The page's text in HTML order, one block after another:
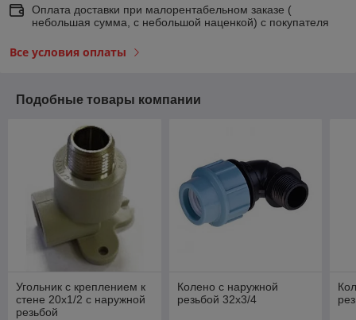
Оплата доставки при малорентабельном заказе (
небольшая сумма, с небольшой наценкой) с покупателя
Все условия оплаты
Подобные товары компании
Угольник с креплением к
стене 20х1/2 с наружной
резьбой
Колено с наружной
резьбой 32х3/4